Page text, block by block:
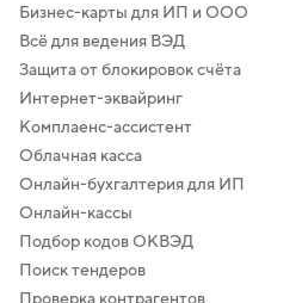
Бизнес-карты для ИП и ООО
Всё для ведения ВЭД
Защита от блокировок счёта
Интернет-эквайринг
Комплаенс-ассистент
Облачная касса
Онлайн-бухгалтерия для ИП
Онлайн-кассы
Подбор кодов ОКВЭД
Поиск тендеров
Проверка контрагентов